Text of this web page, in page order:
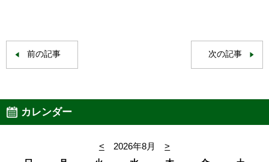
前の記事 次の記事
カレンダー
< 2026年8月
>